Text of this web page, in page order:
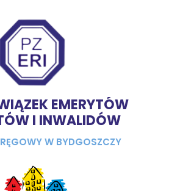
EMERYTÓW
I INWALIDÓW
W BYDGOSZCZY